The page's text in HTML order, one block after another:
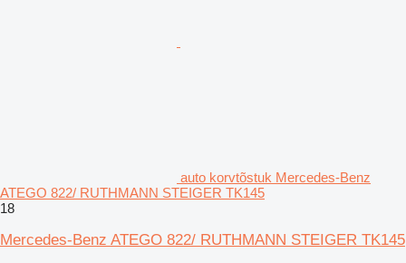
auto korvtõstuk Mercedes-Benz
ATEGO 822/ RUTHMANN STEIGER TK145
18
Mercedes-Benz ATEGO 822/ RUTHMANN STEIGER TK145